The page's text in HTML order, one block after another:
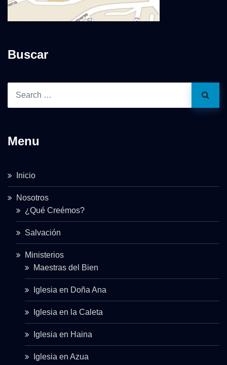
Buscar
Menu
Inicio
Nosotros
¿Qué Creémos?
Salvación
Ministerios
Maestras del Bien
Iglesia en Doña Ana
Iglesia en la Caleta
Iglesia en Haina
Iglesia en Azua